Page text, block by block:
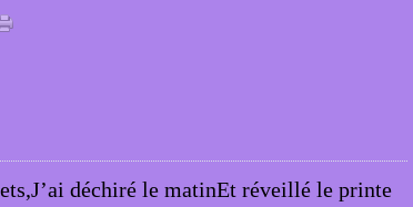
déchiré le matinEt réveillé le printe